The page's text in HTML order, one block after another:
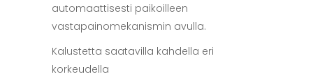
automaattisesti paikoilleen
vastapainomekanismin avulla.
Kalustetta saatavilla kahdella eri
korkeudella